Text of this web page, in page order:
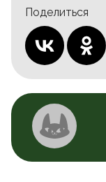
Поделиться